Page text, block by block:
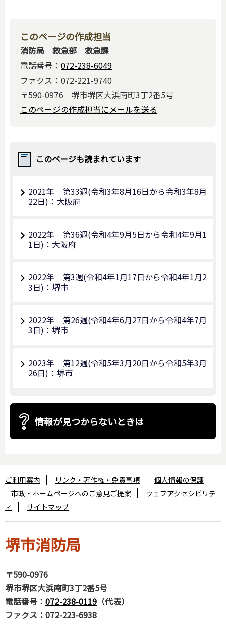
このページの作成担当
消防局 救急部 救急課
電話番号： 072-238-6049
ファクス：072-221-9740
〒590-0976 堺市堺区大浜南町3丁2番5号
このページの作成担当にメールを送る
このページも読まれています
2021年 第33週(令和3年8月16日から令和3年8月
22日)：大阪府
2022年 第36週(令和4年9月5日から令和4年9月1
1日)：大阪府
2022年 第3週(令和4年1月17日から令和4年1月2
3日)：堺市
2022年 第26週(令和4年6月27日から令和4年7月
3日)：堺市
2023年 第12週(令和5年3月20日から令和5年3月
26日)：堺市
情報が見つからないときは
堺市消防局
〒590-0976
堺市堺区大浜南町3丁2番5号
電話番号： 072-238-0119 （代表）
ファクス：072-223-6938
ご利用案内 リンク・著作権・免責事項
個人情報の保護
市政・ホームページへのご意見ご提案
ウェブアクセシビリテ
ィ
サイトマップ